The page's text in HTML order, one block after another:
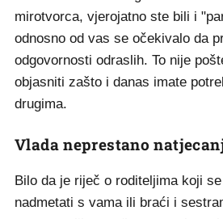
mirotvorca, vjerojatno ste bili i
odnosno od vas se očekivalo da
odgovornosti odraslih. To nije
objasniti zašto i danas imate
drugima.
Vlada neprestano
Bilo da je riječ o roditeljima koji
nadmetati s vama ili braći i